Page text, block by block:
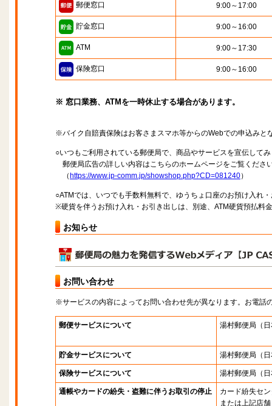
郵便窓口 9:00～17:00
貯金窓口 9:00～16:00
ATM 9:00～17:30
保険窓口 9:00～16:00
※ 窓口業務、ATMを一時休止する場合があります。
※バイク自賠責保険はお客さまスマホ等からのWebでの申込みと
○いつもご利用されている郵便局で、商品やサービスを宣伝して
郵便局広告の詳しい内容はこちらのホームページをご覧くださ
（ https://www.jp-comm.jp/showshop.php?CD=081240）
○ATMでは、いつでも手数料無料で、ゆうちょ口座のお預け入れ
※硬貨を伴うお預け入れ・お引き出しは、別途、ATM硬貨預払料
お知らせ
お問い合わせ
※サービスの内容によってお問い合わせ先が異なります。お電話
郵便サービスについて 湯村郵便局 （
貯金サービスについて 湯村郵便局 （
保険サービスについて 湯村郵便局 （
通帳やカードの紛失・盗難に伴うお取引の停止
カード紛失セ
または上記店舗